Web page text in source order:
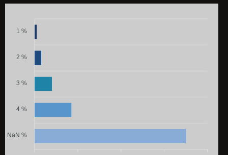
1 %
2 %
3 %
4 %
NaN %